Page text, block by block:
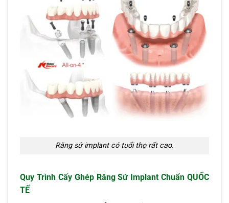
Răng sứ implant có tuổi thọ rất cao.
Quy Trình Cấy Ghép Răng Sứ Implant Chuẩn QUỐC
TẾ